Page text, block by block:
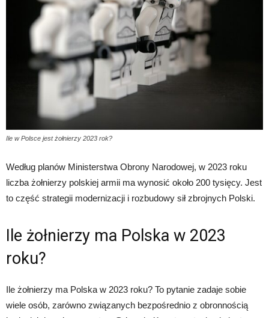
Ile w Polsce jest żołnierzy 2023 rok?
Według planów Ministerstwa Obrony Narodowej, w 2023 roku
liczba żołnierzy polskiej armii ma wynosić około 200 tysięcy. Jest
to część strategii modernizacji i rozbudowy sił zbrojnych Polski.
Ile żołnierzy ma Polska w 2023
roku?
Ile żołnierzy ma Polska w 2023 roku? To pytanie zadaje sobie
wiele osób, zarówno związanych bezpośrednio z obronnością